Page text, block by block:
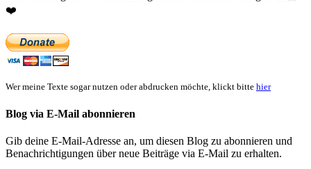
❤️
Wer meine Texte sogar nutzen oder abdrucken möchte, klickt bitte hier
Blog via E-Mail abonnieren
Gib deine E-Mail-Adresse an, um diesen Blog zu abonnieren und
Benachrichtigungen über neue Beiträge via E-Mail zu erhalten.